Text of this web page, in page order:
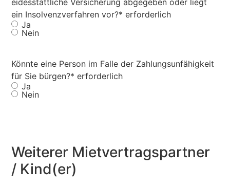
ein Insolvenzverfahren vor?* erforderlich
Ja
Nein
Könnte eine Person im Falle der Zahlungsunfähigkeit
für Sie bürgen?* erforderlich
Ja
Nein
Weiterer Mietvertragspartner
/ Kind(er)